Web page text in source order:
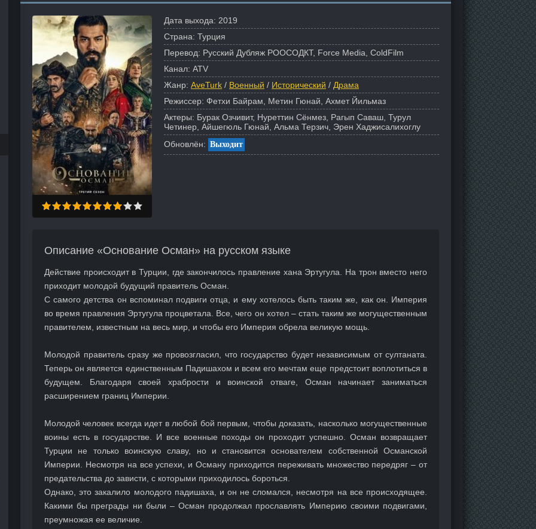
Дата выхода: 2019
Страна: Турция
Перевод: Русский Дубляж РООСОДКТ, Force Media, ColdFilm
Канал: ATV
Жанр: AveTurk / Военный / Исторический / Драма
Режиссер: Фетхи Байрам, Метин Гюнай, Ахмет Йильмаз
Актеры: Бурак Озчивит, Нуреттин Сёнмез, Рагып Саваш, Турул
Четинер, Айшегюль Гюнай, Альма Терзич, Эрен Хаджисалихоглу
Обновлён: Выходит
Описание «Основание Осман» на русском языке
Действие происходит в Турции, где закончилось правление хана Эртугула. На трон вместо него
приходит молодой будущий правитель Осман.
С самого детства он вспоминал подвиги отца, и ему хотелось быть таким же, как он. Империя
во время правления Эртугула процветала. Все, чего он хотел – стать таким же могущественным
правителем, известным на весь мир, и чтобы его Империя обрела великую мощь.
Молодой правитель сразу же провозгласил, что государство будет независимым от султаната.
Теперь он является единственным Падишахом и всем его мечтам еще предстоит воплотиться в
будущем. Благодаря своей храбрости и воинской отваге, Осман начинает заниматься
расширением границ Империи.
Молодой человек всегда идет в любой бой первым, чтобы доказать, насколько могущественные
воины есть в государстве. И все военные походы он проходит успешно. Осман возвращает
Турции не только воинскую славу, но и становится основателем собственной Османской
Империи. Несмотря на все успехи, и Осману приходится переживать множество передряг – от
предательства до зависти, с которыми приходилось бороться.
Однако, это закалило молодого падишаха, и он не сломался, несмотря на все происходящее.
Какими бы преграды ни были – Осман продолжал прославлять Империю своими подвигами,
преумножая ее величие.